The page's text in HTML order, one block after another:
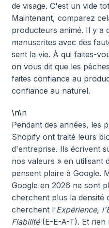
de visage. C'est un vide
Maintenant, comparez
producteurs animé. Il y a
manuscrites avec des
sent la vie. À qui faites-
on vous dit que les
faites confiance au
confiance au naturel.
\n\n
Pendant des années, les
Shopify ont traité leurs
d'entreprise. Ils écrivent
nos valeurs » en utilisant
pensent plaire à Google.
Google en 2026 ne sont
cherchent plus la densité
cherchent l'Expérience,
Fiabilité(E-E-A-T). Et rien